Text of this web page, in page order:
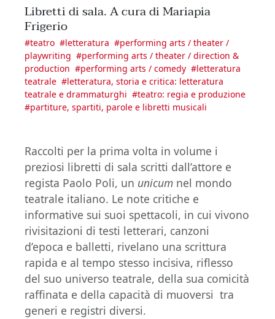
Libretti di sala. A cura di Mariapia
Frigerio
#teatro #letteratura #performing arts / theater /
playwriting #performing arts / theater / direction &
production #performing arts / comedy #letteratura
teatrale #letteratura, storia e critica: letteratura
teatrale e drammaturghi #teatro: regia e produzione
#partiture, spartiti, parole e libretti musicali
Raccolti per la prima volta in volume i
preziosi libretti di sala scritti dall’attore e
regista Paolo Poli, un unicum nel mondo
teatrale italiano. Le note critiche e
informative sui suoi spettacoli, in cui vivono
rivisitazioni di testi letterari, canzoni
d’epoca e balletti, rivelano una scrittura
rapida e al tempo stesso incisiva, riflesso
del suo universo teatrale, della sua comicità
raffinata e della capacità di muoversi tra
generi e registri diversi.